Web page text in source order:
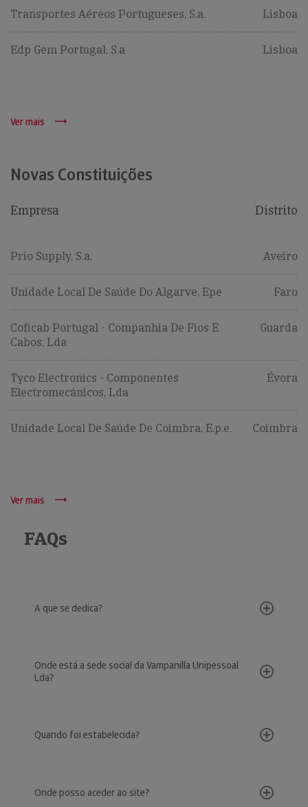
Transportes Aéreos Portugueses, S.a. Lisboa
Edp Gem Portugal, S.a Lisboa
Ver mais
Novas Constituições
Empresa Distrito
Prio Supply, S.a. Aveiro
Unidade Local De Saúde Do Algarve, Epe Faro
Coficab Portugal - Companhia De Fios E
Cabos, Lda
Guarda
Tyco Electronics - Componentes
Electromecânicos, Lda
Évora
Unidade Local De Saúde De Coimbra, E.p.e. Coimbra
Ver mais
FAQs
A que se dedica?
Onde está a sede social da Vampanilla Unipessoal
Lda?
Quando foi estabelecida?
Onde posso aceder ao site?